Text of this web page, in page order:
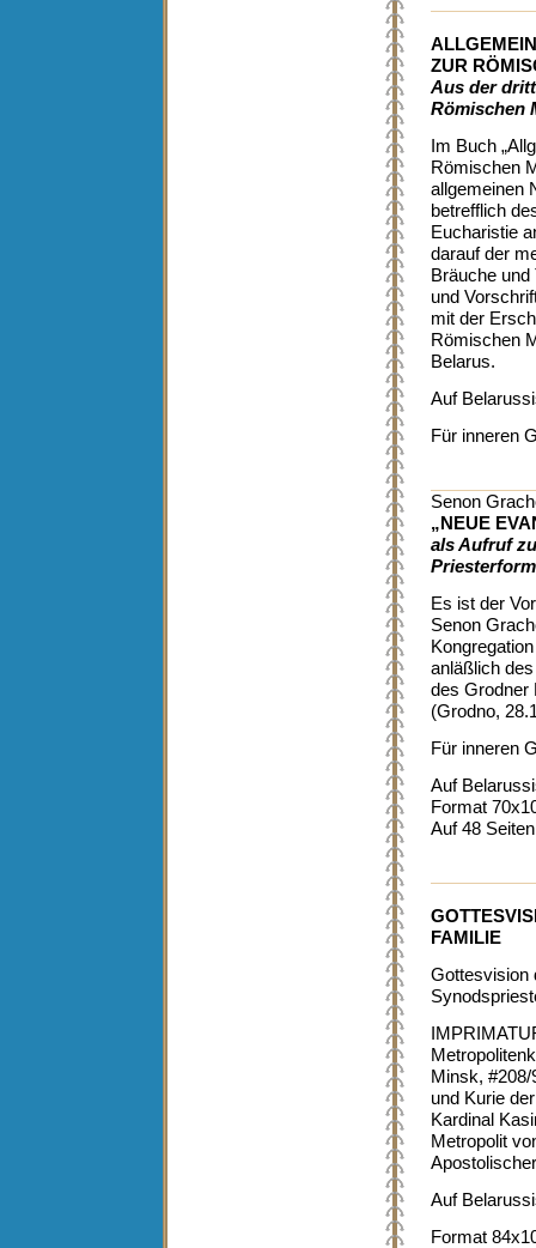
ZUR
Aus der
Römischen
Im Buch
Römischen
allgemeinen
betrefflich
Eucharistie
darauf der
Bräuche
und
mit der
Römischen
Belarus.
Auf
Für inneren
Senon
„NEUE
als Aufruf
Es ist der
Senon
anläßlich
des Grodner
(Grodno,
Für inneren
Auf
Format
Auf 48
FAMILIE
Gottesvision
Minsk,
und Kurie
Kardinal
Metropolit
Auf
Format